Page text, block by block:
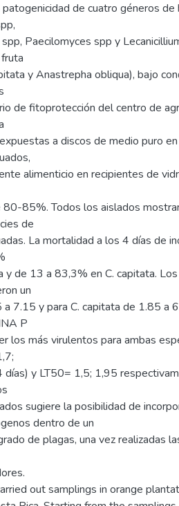
de cuatro géneros
Paecilomyces spp y
y Anastrepha obliqua), bajo
de fitoprotección del centro de
a discos de medio puro
alimenticio en recipientes de
80-85%. Todos los aislados
de
La mortalidad a los 4 días de
y de 13 a 83,3% en C. capitata.
un
a 7.15 y para C. capitata de 1.85 a
P
los más virulentos para ambas
días) y LT50= 1,5; 1,95
sugiere la posibilidad de
dentro de un
de plagas, una vez realizadas
out samplings in orange